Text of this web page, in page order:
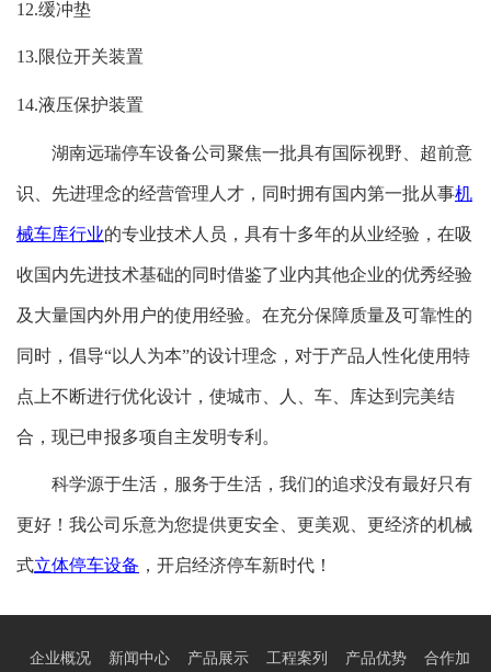
12.缓冲垫
13.限位开关装置
14.液压保护装置
湖南远瑞停车设备公司聚焦一批具有国际视野、超前意
识、先进理念的经营管理人才，同时拥有国内第一批从事机
械车库行业的专业技术人员，具有十多年的从业经验，在吸
收国内先进技术基础的同时借鉴了业内其他企业的优秀经验
及大量国内外用户的使用经验。在充分保障质量及可靠性的
同时，倡导“以人为本”的设计理念，对于产品人性化使用特
点上不断进行优化设计，使城市、人、车、库达到完美结
合，现已申报多项自主发明专利。
科学源于生活，服务于生活，我们的追求没有最好只有
更好！我公司乐意为您提供更安全、更美观、更经济的机械
式立体停车设备 ，开启经济停车新时代！
企业概况 新闻中心 产品展示 工程案列 产品优势
合作加